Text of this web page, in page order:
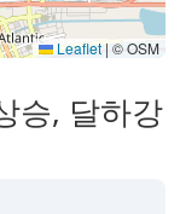
Leaflet | © OSM
승, 달하강